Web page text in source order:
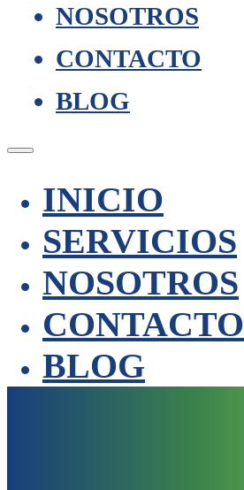
NOSOTROS
CONTACTO
BLOG
INICIO
SERVICIOS
NOSOTROS
CONTACTO
BLOG